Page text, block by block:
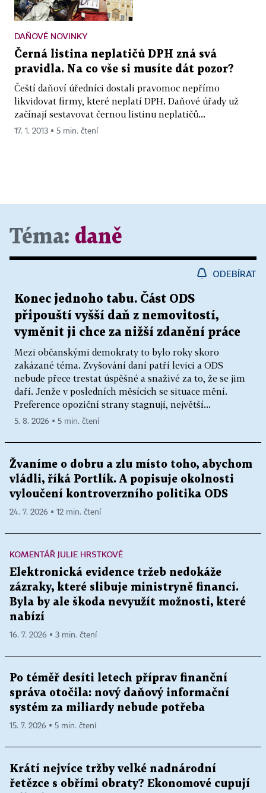
DAŇOVÉ NOVINKY
Černá listina neplatičů DPH zná svá
pravidla. Na co vše si musíte dát pozor?
Čeští daňoví úředníci dostali pravomoc nepřímo
likvidovat firmy, které neplatí DPH. Daňové úřady už
začínají sestavovat černou listinu neplatičů...
17. 1. 2013 ▪ 5 min. čtení
Téma: daně
ODEBÍRAT
Konec jednoho tabu. Část ODS
připouští vyšší daň z nemovitostí,
vyměnit ji chce za nižší zdanění práce
Mezi občanskými demokraty to bylo roky skoro
zakázané téma. Zvyšování daní patří levici a ODS
nebude přece trestat úspěšné a snaživé za to, že se jim
daří. Jenže v posledních měsících se situace mění.
Preference opoziční strany stagnují, největší...
5. 8. 2026 ▪ 5 min. čtení
Žvaníme o dobru a zlu místo toho, abychom
vládli, říká Portlík. A popisuje okolnosti
vyloučení kontroverzního politika ODS
24. 7. 2026 ▪ 12 min. čtení
KOMENTÁŘ JULIE HRSTKOVÉ
Elektronická evidence tržeb nedokáže
zázraky, které slibuje ministryně financí.
Byla by ale škoda nevyužít možnosti, které
nabízí
16. 7. 2026 ▪ 3 min. čtení
Po téměř desíti letech příprav finanční
správa otočila: nový daňový informační
systém za miliardy nebude potřeba
15. 7. 2026 ▪ 5 min. čtení
Krátí nejvíce tržby velké nadnárodní
řetězce s obřími obraty? Ekonomové cupují